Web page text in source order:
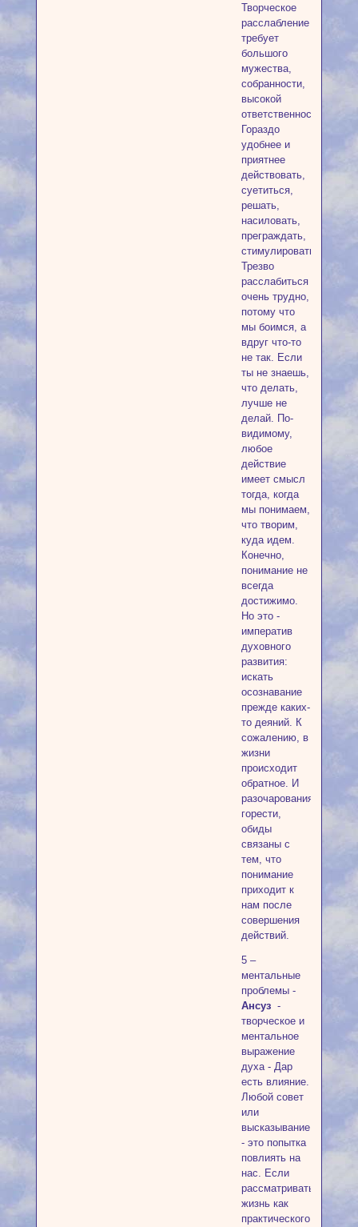
Творческое
расслабление
требует
большого
мужества,
собранности,
высокой
ответственности.
Гораздо
удобнее и
приятнее
действовать,
суетиться,
решать,
насиловать,
преграждать,
стимулировать.
Трезво
расслабиться
очень трудно,
потому что
мы боимся, а
вдруг что-то
не так. Если
ты не знаешь,
что делать,
лучше не
делай. По-
видимому,
любое
действие
имеет смысл
тогда, когда
мы понимаем,
что творим,
куда идем.
Конечно,
понимание не
всегда
достижимо.
Но это -
императив
духовного
развития:
искать
осознавание
прежде каких-
то деяний. К
сожалению, в
жизни
происходит
обратное. И
разочарования,
горести,
обиды
связаны с
тем, что
понимание
приходит к
нам после
совершения
действий.
5 –
ментальные
проблемы -
Ансуз-
творческое и
ментальное
выражение
духа - Дар
есть влияние.
Любой совет
или
высказывание
- это попытка
повлиять на
нас. Если
рассматривать
жизнь как
практического